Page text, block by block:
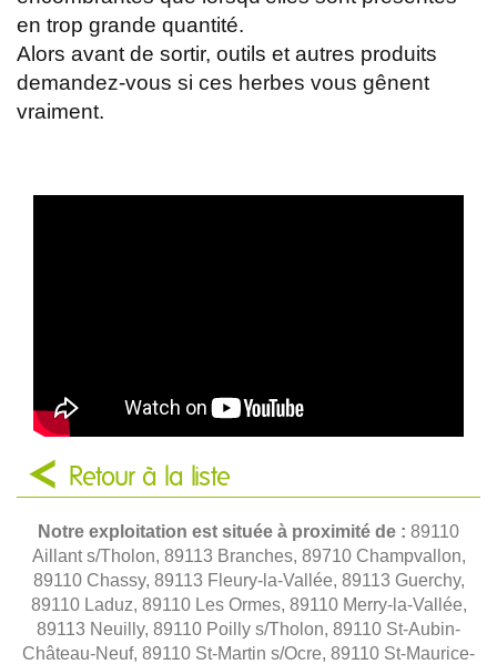
en trop grande quantité.
Alors avant de sortir, outils et autres produits
demandez-vous si ces herbes vous gênent
vraiment.
Retour à la liste
Notre exploitation est située à proximité de : 89110
Aillant s/Tholon, 89113 Branches, 89710 Champvallon,
89110 Chassy, 89113 Fleury-la-Vallée, 89113 Guerchy,
89110 Laduz, 89110 Les Ormes, 89110 Merry-la-Vallée,
89113 Neuilly, 89110 Poilly s/Tholon, 89110 St-Aubin-
Château-Neuf, 89110 St-Martin s/Ocre, 89110 St-Maurice-